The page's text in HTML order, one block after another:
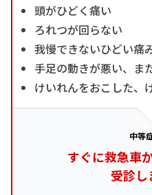
頭がひどく痛い
ろれつが回らない
我慢できないひどい痛
手足の動きが悪い、ま
けいれんをおこした、
中等
すぐに救急車
受診し